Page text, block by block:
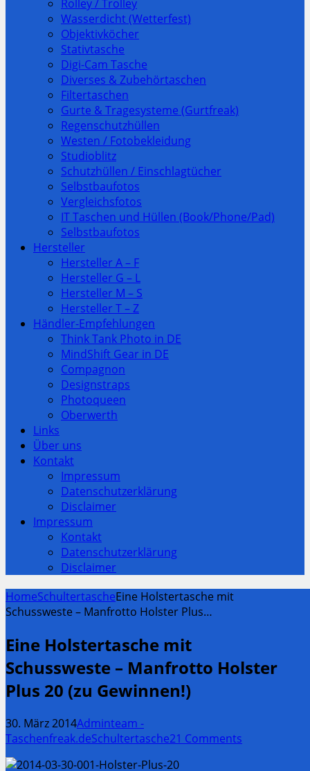
Rolley / Trolley
Wasserdicht (Wetterfest)
Objektivköcher
Stativtasche
Digi-Cam Tasche
Diverses & Zubehörtaschen
Filtertaschen
Gurte & Tragesysteme (Gurtfreak)
Regenschutzhüllen
Westen / Fotobekleidung
Studioblitz
Schutzhüllen / Einschlagtücher
Selbstbaufotos
Vergleichsfotos
IT Taschen und Hüllen (Book/Phone/Pad)
Selbstbaufotos
Hersteller
Hersteller A – F
Hersteller G – L
Hersteller M – S
Hersteller T – Z
Händler-Empfehlungen
Think Tank Photo in DE
MindShift Gear in DE
Compagnon
Designstraps
Photoqueen
Oberwerth
Links
Über uns
Kontakt
Impressum
Datenschutzerklärung
Disclaimer
Impressum
Kontakt
Datenschutzerklärung
Disclaimer
HomeSchultertascheEine Holstertasche mit
Schussweste – Manfrotto Holster Plus…
Eine Holstertasche mit
Schussweste – Manfrotto Holster
Plus 20 (zu Gewinnen!)
30. März 2014Adminteam -
Taschenfreak.deSchultertasche21 Comments